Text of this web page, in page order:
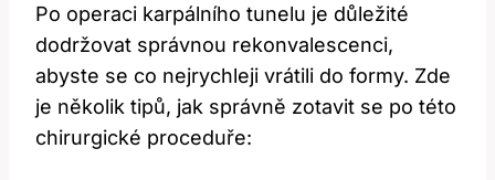
Po operaci karpálního tunelu je důležité
dodržovat správnou rekonvalescenci,
abyste se co nejrychleji vrátili do formy. Zde
je několik tipů, jak správně zotavit se po této
chirurgické proceduře: